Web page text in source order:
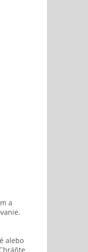
a
alebo